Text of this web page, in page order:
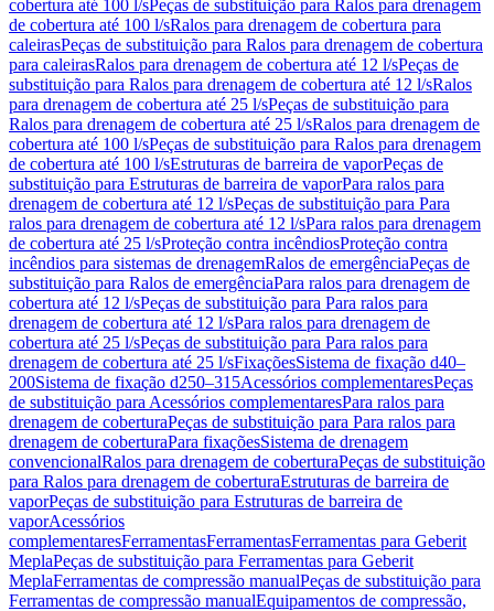
cobertura até 100 l/sPeças de substituição para Ralos para drenagem
de cobertura até 100 l/sRalos para drenagem de cobertura para
caleirasPeças de substituição para Ralos para drenagem de cobertura
para caleirasRalos para drenagem de cobertura até 12 l/sPeças de
substituição para Ralos para drenagem de cobertura até 12 l/sRalos
para drenagem de cobertura até 25 l/sPeças de substituição para
Ralos para drenagem de cobertura até 25 l/sRalos para drenagem de
cobertura até 100 l/sPeças de substituição para Ralos para drenagem
de cobertura até 100 l/sEstruturas de barreira de vaporPeças de
substituição para Estruturas de barreira de vaporPara ralos para
drenagem de cobertura até 12 l/sPeças de substituição para Para
ralos para drenagem de cobertura até 12 l/sPara ralos para drenagem
de cobertura até 25 l/sProteção contra incêndiosProteção contra
incêndios para sistemas de drenagemRalos de emergênciaPeças de
substituição para Ralos de emergênciaPara ralos para drenagem de
cobertura até 12 l/sPeças de substituição para Para ralos para
drenagem de cobertura até 12 l/sPara ralos para drenagem de
cobertura até 25 l/sPeças de substituição para Para ralos para
drenagem de cobertura até 25 l/sFixaçõesSistema de fixação d40–
200Sistema de fixação d250–315Acessórios complementaresPeças
de substituição para Acessórios complementaresPara ralos para
drenagem de coberturaPeças de substituição para Para ralos para
drenagem de coberturaPara fixaçõesSistema de drenagem
convencionalRalos para drenagem de coberturaPeças de substituição
para Ralos para drenagem de coberturaEstruturas de barreira de
vaporPeças de substituição para Estruturas de barreira de
vaporAcessórios
complementaresFerramentasFerramentasFerramentas para Geberit
MeplaPeças de substituição para Ferramentas para Geberit
MeplaFerramentas de compressão manualPeças de substituição para
Ferramentas de compressão manualEquipamentos de compressão,